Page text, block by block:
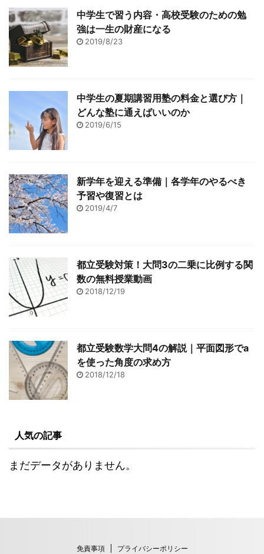
中学生で習う内容・高校受験のための勉
強は一生の財産になる
2019/8/23
中学生の夏期講習用塾の料金と選び方｜
どんな塾に通えばいいのか
2019/6/15
新学年を迎える準備｜各学年のやるべき
予習や復習とは
2019/4/7
都立受験対策！大問3の二乗に比例する関
数の無料授業動画
2018/12/19
都立受験数学大問4の解説｜平面図形でa
を使った角度の求め方
2018/12/18
人気の記事
まだデータがありません。
免責事項 プライバシーポリシー